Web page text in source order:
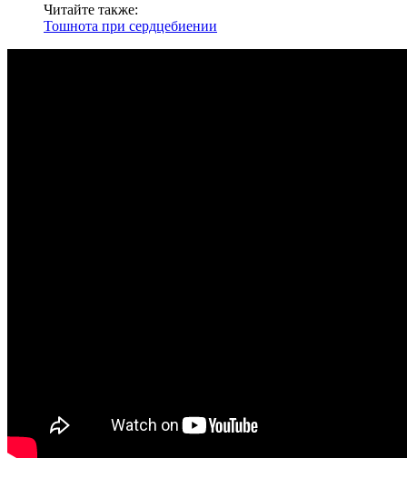
Читайте также:
Тошнота при сердцебиении